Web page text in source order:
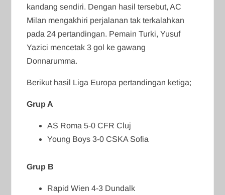
kandang sendiri. Dengan hasil tersebut, AC
Milan mengakhiri perjalanan tak terkalahkan
pada 24 pertandingan. Pemain Turki, Yusuf
Yazici mencetak 3 gol ke gawang
Donnarumma.
Berikut hasil Liga Europa pertandingan ketiga;
Grup A
AS Roma 5-0 CFR Cluj
Young Boys 3-0 CSKA Sofia
Grup B
Rapid Wien 4-3 Dundalk